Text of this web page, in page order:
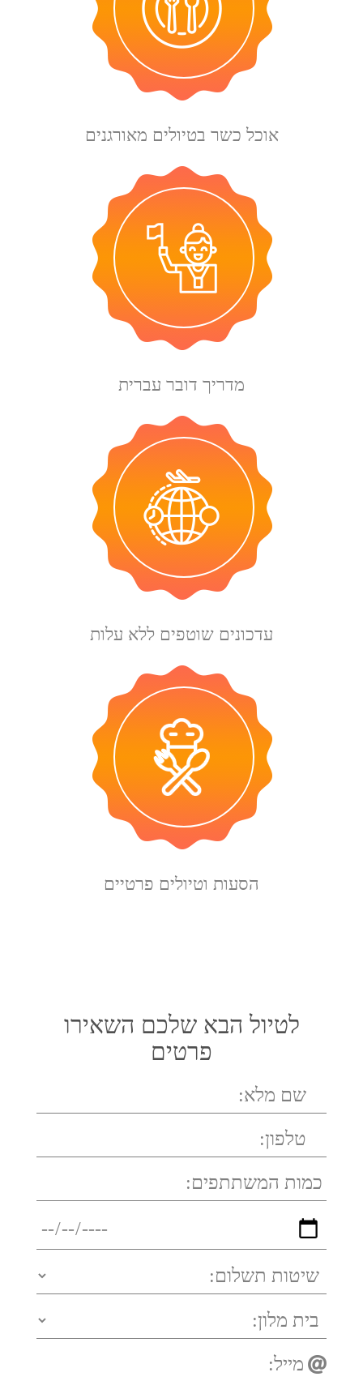
אוכל כשר בטיולים מאורגנים
מדריך דובר עברית
עדכונים שוטפים ללא עלות
הסעות וטיולים פרטיים
לטיול הבא שלכם השאירו
פרטים